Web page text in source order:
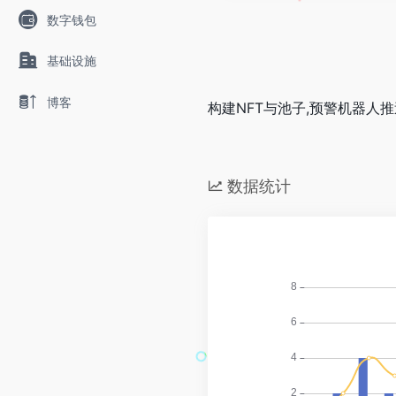
数字钱包
基础设施
博客 构建NFT与池子,预警机器人
数据统计